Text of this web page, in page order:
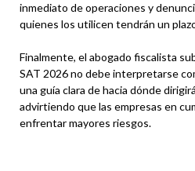
inmediato de operaciones y
quienes los utilicen tendrán un
Finalmente, el abogado fiscalista
SAT 2026 no debe interpretarse
una guía clara de hacia dónde
advirtiendo que las empresas en
enfrentar mayores riesgos.